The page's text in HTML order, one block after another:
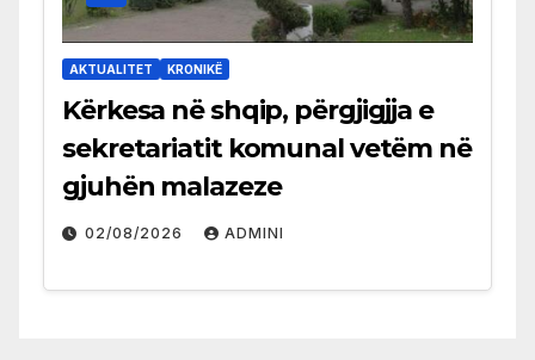
AKTUALITET KRONIKË
Kërkesa në shqip, përgjigjja e
sekretariatit komunal vetëm në
gjuhën malazeze
02/08/2026 ADMINI